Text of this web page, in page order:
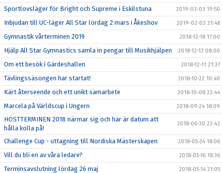
Sportlovsläger för Bright och Supreme i Eskilstuna 2019-03-03 19:50
Inbjudan till UC-läger All Star lördag 2 mars i Åkeshov 2019-02-03 21:48
Gymnastik vårterminen 2019 2018-12-18 17:00
Hjälp All Star Gymnastics samla in pengar till Musikhjälpen 2018-12-13 08:00
Om ett besök i Gärdeshallen 2018-12-11 21:37
Tävlingssäsongen har startat! 2018-10-22 10:40
Kärt återseende och ett unikt samarbete 2018-10-08 22:44
Marcela på Världscup i Ungern 2018-09-24 18:09
HÖSTTERMINEN 2018 närmar sig och här är datum att
hålla kolla på!
2018-06-30 22:42
Challenge Cup - uttagning till Nordiska Mästerskapen 2018-05-24 18:06
Vill du bli en av våra ledare? 2018-05-16 18:36
Terminsavslutning lördag 26 maj 2018-05-14 21:05